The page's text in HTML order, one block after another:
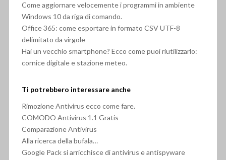
Come aggiornare velocemente i programmi in ambiente
Windows 10 da riga di comando.
Office 365: come esportare in formato CSV UTF-8
delimitato da virgole
Hai un vecchio smartphone? Ecco come puoi riutilizzarlo:
cornice digitale e stazione meteo.
Ti potrebbero interessare anche
Rimozione Antivirus ecco come fare.
COMODO Antivirus 1.1 Gratis
Comparazione Antivirus
Alla ricerca della bufala…
Google Pack si arricchisce di antivirus e antispyware